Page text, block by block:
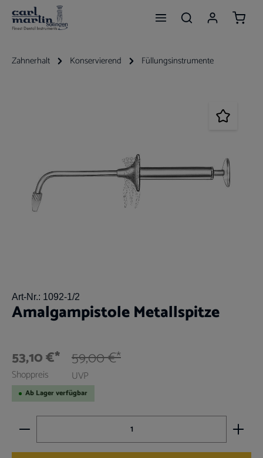
Zum Hauptinhalt springen
Zahnerhalt Konservierend Füllungsinstrumente
Art-Nr.: 1092-1/2
Amalgampistole Metallspitze
53,10 €*
Shoppreis
59,00 €*
UVP
Ab Lager verfügbar
Produkt Anzahl: Gib den gewünschten Wert ein oder